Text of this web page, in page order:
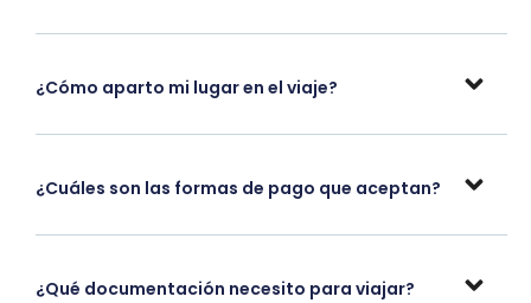
¿Cómo aparto mi lugar en el viaje?
¿Cuáles son las formas de pago que aceptan?
¿Qué documentación necesito para viajar?